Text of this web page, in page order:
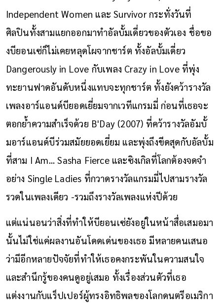
Independent Women และ Survivor กระทั่งวันที่
ศิลปินทั้งสามแยกออกมาทำอัลบั้มเดี่ยวของตัวเอง ชื่อขอ
งบียอนเซ่ก็ไม่เคยหลุดโผจากชาร์ต ทั้งอัลบั้มเดี่ยว
Dangerously in Love กับเพลง Crazy in Love ที่พุ่ง
ทะยานฟาดอันดับหนึ่งแทบจะทุกชาร์ต ทั้งยังคว้ารางวัล
เพลงอาร์แอนด์บียอดเยี่ยมจากเวทีแกรมมี่ ก่อนที่เธอจะ
ตอกย้ำความสำเร็จด้วย B'Day (2007) ที่คว้ารางวัลอัมบั้
มอาร์แอนด์บีร่วมสมัยยอดเยี่ยม และพุ่งถึงขีดสุดกับอัลบั้ม
ที่สาม I Am... Sasha Fierce และซิงเกิลที่โลกต้องจดจำ
อย่าง Single Ladies ที่กวาดรางวัลแกรมมี่ไปสามรางวัล
รวดในเพลงเดียว -รวมถึงรางวัลเพลงแห่งปีด้วย
แต่แน่นอนว่าสิ่งที่ทำให้บียอนเซ่ยังอยู่ในหน้าสื่อเสมอมา
นั้นไม่ใช่แค่ผลงานอันโดดเด่นของเธอ มีหลายคนเสนอ
ว่ามีอีกหลายปัจจัยที่ทำให้เธอคงกระพันในความสนใจ
และสำนึกรู้ของคนดูอยู่เสมอ ทั้งเรื่องส่วนตัวที่เธอ
แต่งงานกับแร็ปเปอร์ผู้ทรงอิทธิพลของโลกดนตรีอเมริกา